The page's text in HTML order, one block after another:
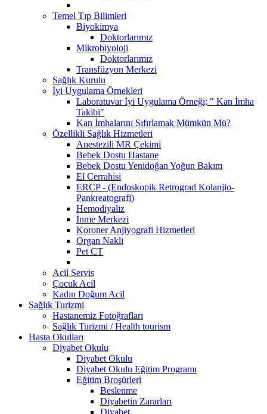
Temel Tıp Bilimleri
Biyokimya
Doktorlarımız
Mikrobiyoloji
Doktorlarımız
Transfüzyon Merkezi
Sağlık Kurulu
İyi Uygulama Örnekleri
Laboratuvar İyi Uygulama Örneği; " Kan İmha
Takibi"
Kan İmhalarını Sıfırlamak Mümkün Mü?
Özellikli Sağlık Hizmetleri
Anestezili MR Çekimi
Bebek Dostu Hastane
Bebek Dostu Yenidoğan Yoğun Bakım
El Cerrahisi
ERCP - (Endoskopik Retrograd Kolanjio-
Pankreatografi)
Hemodiyaliz
İnme Merkezi
Koroner Anjiyografi Hizmetleri
Organ Nakli
Pet CT
Acil Servis
Çocuk Acil
Kadın Doğum Acil
Sağlık Turizmi
Hastanemiz Fotoğrafları
Sağlık Turizmi / Health tourism
Hasta Okulları
Diyabet Okulu
Diyabet Okulu
Diyabet Okulu Eğitim Programı
Eğitim Broşürleri
Beslenme
Diyabetin Zararları
Diyabet